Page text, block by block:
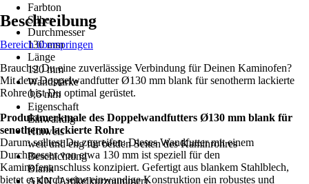
Farbton
Silber
Durchmesser
130 mm
Länge
120 mm
Wandstärke
0,6 mm
Eigenschaft
Einwandig
Hinweis
weit und eng für beiden Seiten des Kaminrohres
Beschichtung
Blank
AKN (Artikelkurznummer)
Beschreibung
Bereich überspringen
Brauchst Du eine zuverlässige Verbindung für Deinen Kaminofen?
Mit dem Doppelwandfutter Ø130 mm blank für senotherm lackierte
Rohre bist Du optimal gerüstet.
Produktmerkmale des Doppelwandfutters Ø130 mm blank für
senotherm lackierte Rohre
Darum solltest Du zugreifen: Dieses Wandfutter mit einem
Durchmesser von etwa 130 mm ist speziell für den
Kaminofenanschluss konzipiert. Gefertigt aus blankem Stahlblech,
bietet es durch seine einwandige Konstruktion ein robustes und